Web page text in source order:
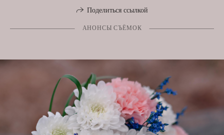
Поделиться ссылкой
АНОНСЫ СЪЁМОК